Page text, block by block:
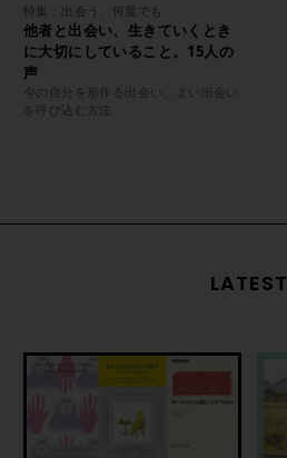
特集：出会う、何度でも
他者と出会い、生きていくとき
に大切にしていること。15人の
声
今の自分を形作る出会い、よい出会い
を呼び込む方法
LATEST